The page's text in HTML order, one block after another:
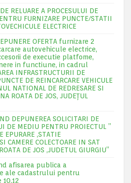
RELUARE A PROCESULUI DE
FURNIZARE PUNCTE/STATII
ELECTRICE
OFERTA furnizare 2
autovehicule electrice,
de executie platfome,
in functiune, in cadrul
INFRASTRUCTURII DE
DE REINCARCARE VEHICULE
NATIONAL DE REDRESARE SI
ROATA DE JOS, JUDEŢUL
DEPUNEREA SOLICITARI DE
DE MEDIU PENTRU PROIECTUL ”
EPURARE ,STATIE
CAMERE COLECTOARE IN SAT
DE JOS ,JUDETUL GIURGIU”
afisarea publica a
ale cadastrului pentru